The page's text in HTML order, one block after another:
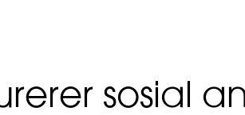
sosial